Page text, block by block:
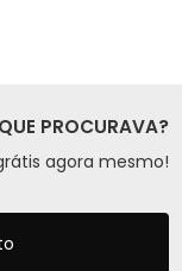
PROCURAVA?
agora mesmo!